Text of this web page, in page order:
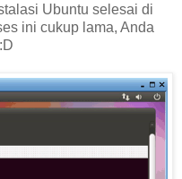
Ubuntu selesai di
ini cukup lama, Anda